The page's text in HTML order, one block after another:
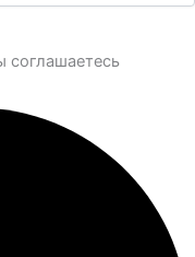
соглашаетесь